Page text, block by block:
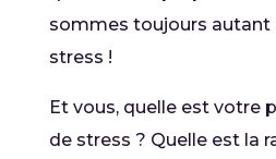
sommes toujours autant
stress !
Et vous, quelle est votre
de stress ? Quelle est la